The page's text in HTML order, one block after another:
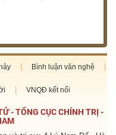
Bình luận văn nghệ
VNQĐ kết nối
- TỔNG CỤC CHÍNH TRỊ -